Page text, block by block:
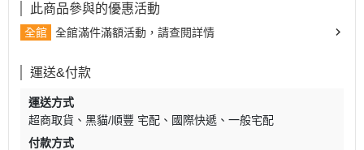
此商品參與的優惠活動
全館 全館滿件滿額活動，請查閱詳情
運送&付款
運送方式
超商取貨
黑貓/順豐 宅配 國際快遞
一般宅配
付款方式